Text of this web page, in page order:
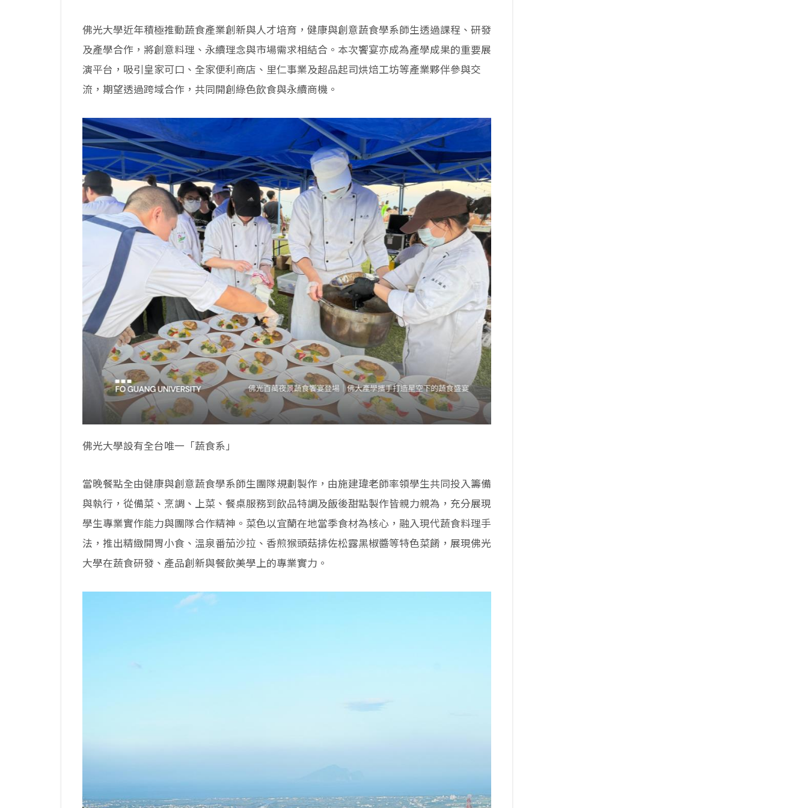
佛光大學近年積極推動蔬食產業創新與人才培育，健康與創意蔬食學系師生透過課程、研發
及產學合作，將創意料理、永續理念與市場需求相結合。本次饗宴亦成為產學成果的重要展
演平台，吸引皇家可口、全家便利商店、里仁事業及超品起司烘焙工坊等產業夥伴參與交
流，期望透過跨域合作，共同開創綠色飲食與永續商機。
佛光大學設有全台唯一「蔬食系」
當晚餐點全由健康與創意蔬食學系師生團隊規劃製作，由施建瑋老師率領學生共同投入籌備
與執行，從備菜、烹調、上菜、餐桌服務到飲品特調及飯後甜點製作皆親力親為，充分展現
學生專業實作能力與團隊合作精神。菜色以宜蘭在地當季食材為核心，融入現代蔬食料理手
法，推出精緻開胃小食、溫泉番茄沙拉、香煎猴頭菇排佐松露黑椒醬等特色菜餚，展現佛光
大學在蔬食研發、產品創新與餐飲美學上的專業實力。